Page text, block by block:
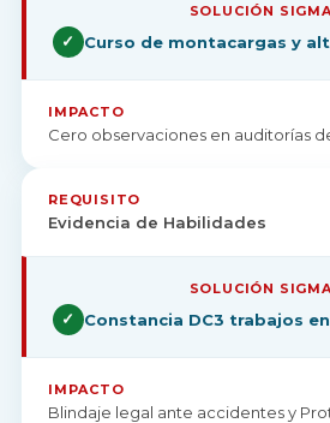
✓ Curso de montacargas y
IMPACTO
Cero observaciones en auditorías
REQUISITO
Evidencia de Habilidades
✓ Constancia DC3 trabajos
IMPACTO
Blindaje legal ante accidentes y